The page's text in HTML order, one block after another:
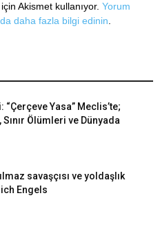
Akismet kullanıyor. Yorum
daha fazla bilgi edinin.
“Çerçeve Yasa” Meclis’te;
Ölümleri ve Dünyada
savaşçısı ve yoldaşlık
Engels